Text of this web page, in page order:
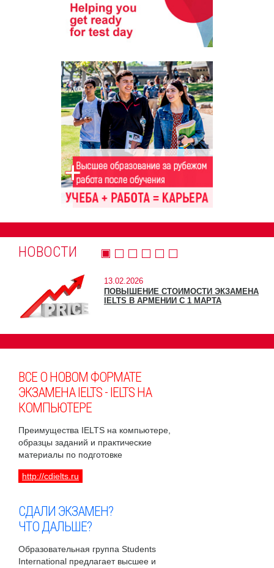
НОВОСТИ
13.02.2026
ПОВЫШЕНИЕ СТОИМОСТИ ЭКЗАМЕНА
IELTS В АРМЕНИИ С 1 МАРТА
ВСЕ О НОВОМ ФОРМАТЕ
ЭКЗАМЕНА IELTS - IELTS НА
КОМПЬЮТЕРЕ
Преимущества IELTS на компьютере,
образцы заданий и практические
материалы по подготовке
http://cdielts.ru
СДАЛИ ЭКЗАМЕН?
ЧТО ДАЛЬШЕ?
Образовательная группа Students
International предлагает высшее и